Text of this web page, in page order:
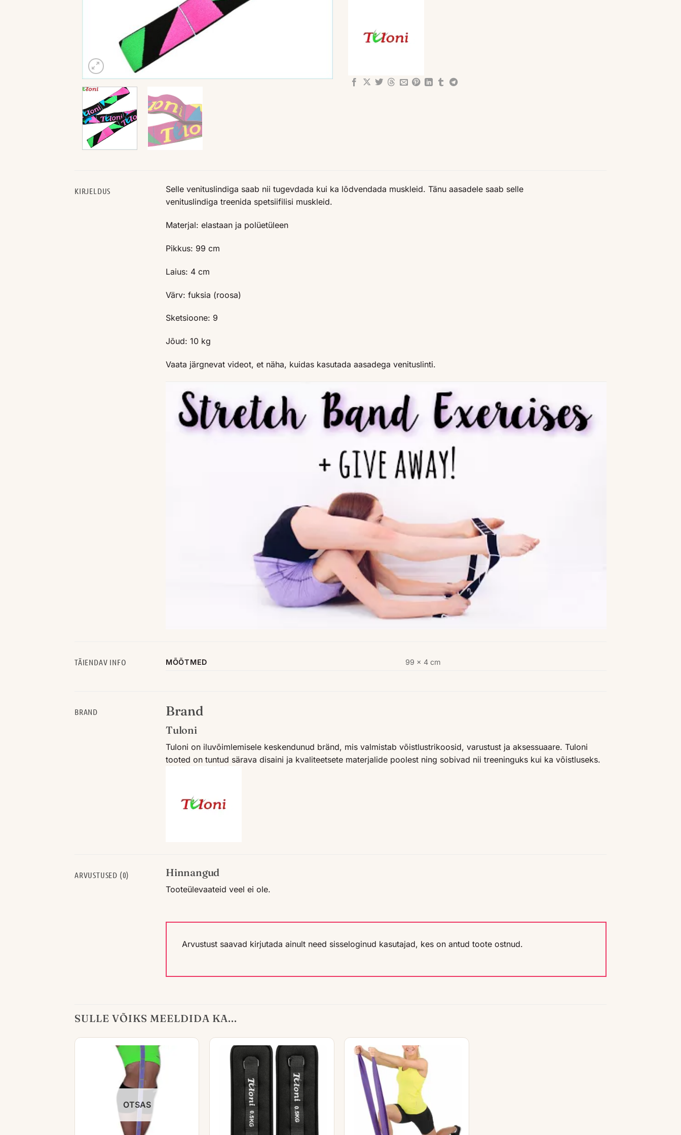
KIRJELDUS
Selle venituslindiga saab nii tugevdada kui ka lõdvendada muskleid. Tänu aasadele saab selle
venituslindiga treenida spetsiifilisi muskleid.
Materjal: elastaan ja polüetüleen
Pikkus: 99 cm
Laius: 4 cm
Värv: fuksia (roosa)
Sketsioone: 9
Jõud: 10 kg
Vaata järgnevat videot, et näha, kuidas kasutada aasadega venituslinti.
TÄIENDAV INFO MÕÕTMED 99 × 4 cm
BRAND Brand
Tuloni
Tuloni on iluvõimlemisele keskendunud bränd, mis valmistab võistlustrikoosid, varustust ja aksessuaare. Tuloni
tooted on tuntud särava disaini ja kvaliteetsete materjalide poolest ning sobivad nii treeninguks kui ka võistluseks.
ARVUSTUSED (0) Hinnangud
Tooteülevaateid veel ei ole.
Arvustust saavad kirjutada ainult need sisseloginud kasutajad, kes on antud toote ostnud.
SULLE VÕIKS MEELDIDA KA...
OTSAS